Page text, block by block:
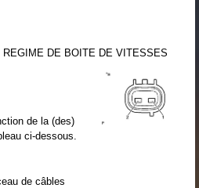
DE BOITE DE VITESSES
de la (des)
ci-dessous.
de câbles